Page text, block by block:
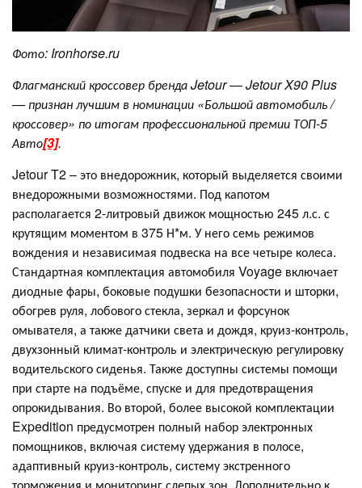
Фото:Ironhorse.ru
Флагманский кроссовер брендаJetour—JetourX90Plus
— признан лучшим в номинации «Большой автомобиль /
кроссовер» по итогам профессиональной премии ТОП-5
Авто[3].
Jetour T2 – это внедорожник, который выделяется своими
внедорожными возможностями. Под капотом
располагается 2-литровый движок мощностью 245 л.с. с
крутящим моментом в 375 Н*м. У него семь режимов
вождения и независимая подвеска на все четыре колеса.
Стандартная комплектация автомобиля Voyage включает
диодные фары, боковые подушки безопасности и шторки,
обогрев руля, лобового стекла, зеркал и форсунок
омывателя, а также датчики света и дождя, круиз-контроль,
двухзонный климат-контроль и электрическую регулировку
водительского сиденья. Также доступны системы помощи
при старте на подъёме, спуске и для предотвращения
опрокидывания. Во второй, более высокой комплектации
Expedition предусмотрен полный набор электронных
помощников, включая систему удержания в полосе,
адаптивный круиз-контроль, систему экстренного